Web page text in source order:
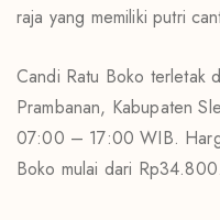
raja yang memiliki putri
Candi Ratu Boko terletak
Prambanan, Kabupaten
07:00 – 17:00 WIB.
Boko mulai dari Rp34.800.